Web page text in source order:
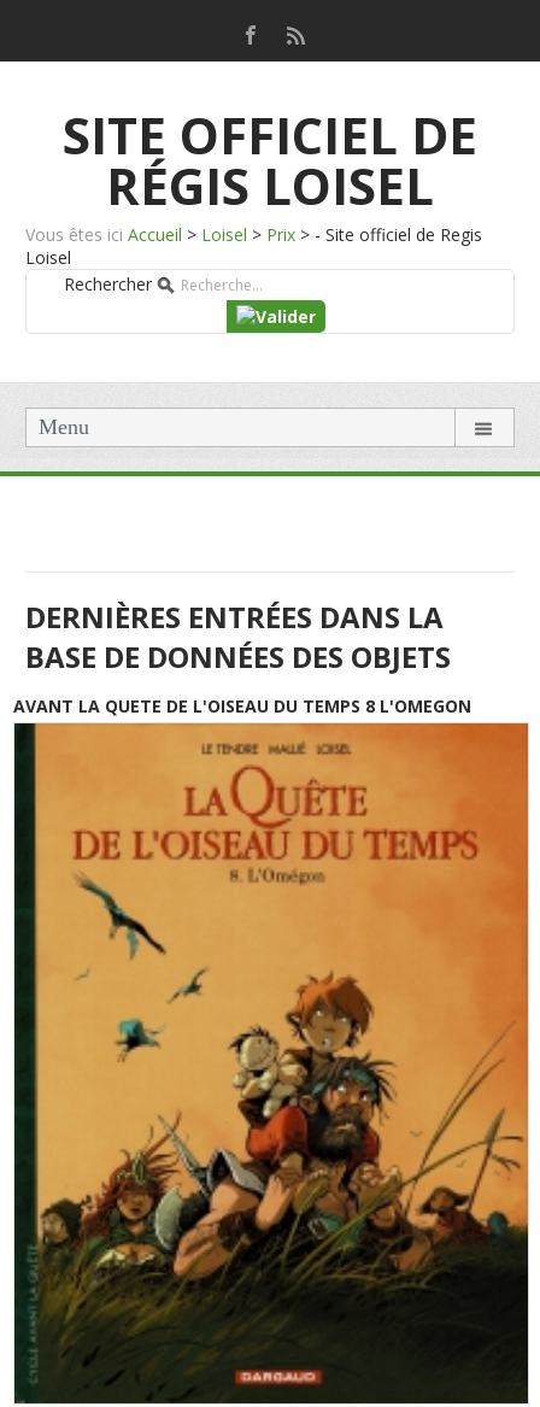
SITE OFFICIEL DE
RÉGIS LOISEL
Vous êtes ici Accueil > Loisel > Prix > - Site officiel de Regis
Loisel
Rechercher
Menu
DERNIÈRES ENTRÉES DANS LA
BASE DE DONNÉES DES OBJETS
AVANT LA QUETE DE L'OISEAU DU TEMPS 8 L'OMEGON